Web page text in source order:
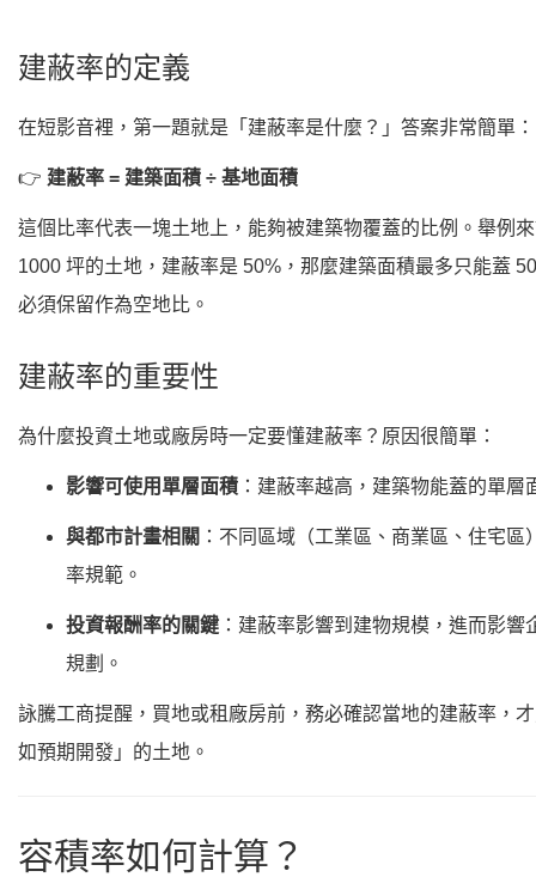
建蔽率的定義
在短影音裡，第一題就是「建蔽率是什麼？」答案非常簡單：
👉 建蔽率 = 建築面積 ÷ 基地面積
這個比率代表一塊土地上，能夠被建築物覆蓋的比例。舉例
1000 坪的土地，建蔽率是 50%，那麼建築面積最多只能蓋
必須保留作為空地比。
建蔽率的重要性
為什麼投資土地或廠房時一定要懂建蔽率？原因很簡單：
影響可使用單層面積 ：建蔽率越高，建築物能蓋的單層
與都市計畫相關 ：不同區域（工業區、商業區、住宅區
率規範。
投資報酬率的關鍵 ：建蔽率影響到建物規模，進而影響
規劃。
詠騰工商提醒，買地或租廠房前，務必確認當地的建蔽率，
如預期開發」的土地。
容積率如何計算？